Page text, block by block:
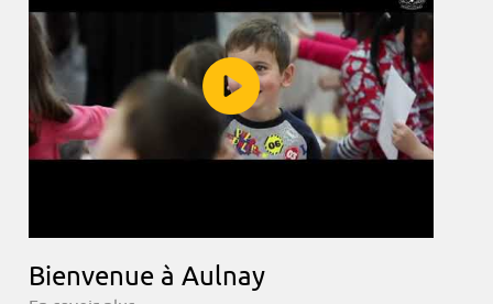
Bienvenue à Aulnay